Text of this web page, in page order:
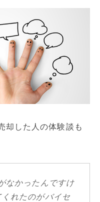
却した人の体験談も
なかったんですけ
れたのがバイセ